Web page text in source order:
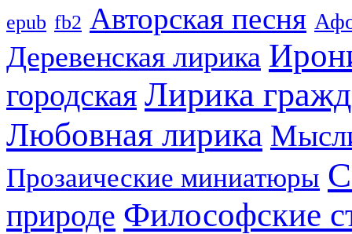
epub fb2 Авторская песня
Деревенская лирика
городская Лирика
Любовная лирика
Прозаические миниатюры
природе Философские